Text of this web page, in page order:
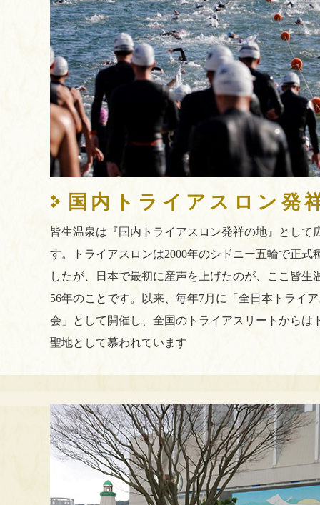
国内トライアスロン発
皆生温泉は『国内トライアスロン発祥の地』として
す。トライアスロンは2000年のシドニー五輪で正式
したが、日本で最初に産声を上げたのが、ここ皆生
56年のことです。以来、毎年7月に「全日本トライ
会」として開催し、全国のトライアスリートからは
聖地として慕われています